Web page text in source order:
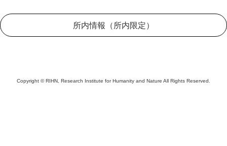
所内情報（所内限定）
Copyright © RIHN, Research Institute for Humanity and Nature All Rights Reserved.